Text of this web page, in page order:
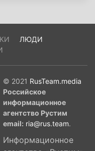
ЛЮДИ
© 2021 RusTeam.media
Российское
информационное
агентство Рустим
email: ria@rus.team.
Информационное